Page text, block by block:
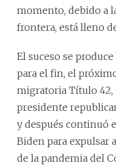
momento, debido a
frontera, está lleno
El suceso se
para el fin, el
migratoria Título 42,
presidente
y después continuó
Biden para expulsar
de la pandemia del